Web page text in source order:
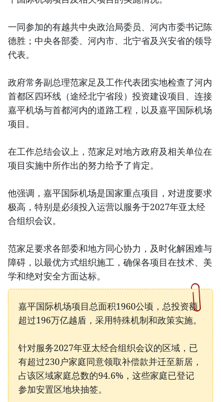
一同参加的有越共中央政治局委员、河内市委书记陈
德胜；中央各部委、河内市、北宁省及兴安省的领导
代表。
政府常务副总理范家足及工作代表团实地检查了河内
首都区四环线（途经北宁省段）投资建设项目、连接
嘉平机场与首都河内的道路工程，以及嘉平国际机场
项目。
在工作总结会议上，范家足对地方政府及相关单位在
项目实施中所作出的努力给予了肯定。
他强调，嘉平国际机场是国家重点项目，对进度要求
极高，特别是必须投入运营以服务于2027年亚太经
合组织会议。
范家足要求各部委和地方同心协力，及时化解困难与
障碍，以最优方式组织施工，确保各项目在技术、美
学和绝对安全方面达标。
嘉平国际机场项目总面积1960公顷，总投资额
超过196万亿越盾，采用特殊机制和政策实施。
针对服务2027年亚太经合组织会议的区域，已
有超过230户家庭同意领取补偿款并迁至新居，
占该区域家庭总数的94.6%，这些家庭已登记
参加安置区地块抽签。